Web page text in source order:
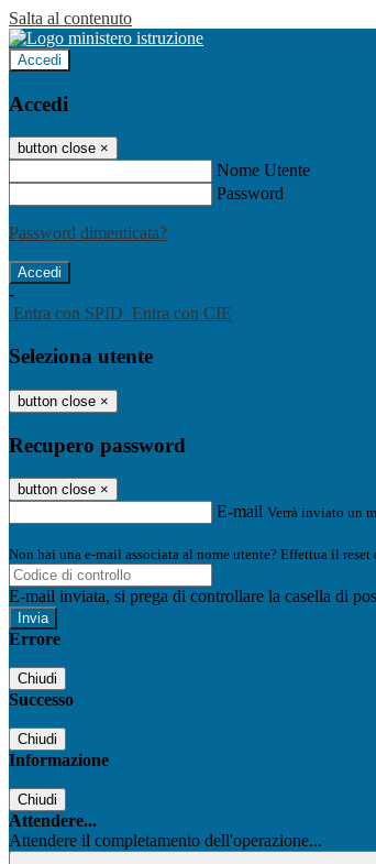
Salta al contenuto
Accedi
Accedi
button close ×
Nome Utente
Password
Password dimenticata?
-
Entra con SPID Entra con CIE
Seleziona utente
button close ×
Recupero password
button close ×
E-mail Verrà inviato un
Non hai una e-mail associata al nome utente? Effettua il
E-mail inviata, si prega di controllare la casella di
Errore
Chiudi
Successo
Chiudi
Informazione
Chiudi
Attendere...
Attendere il completamento dell'operazione...